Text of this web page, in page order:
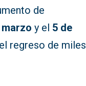
de
y el 5 de
regreso de miles